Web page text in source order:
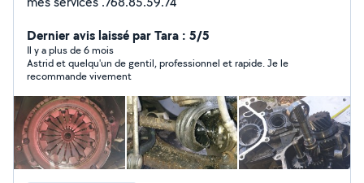
Dernier avis laissé par Tara : 5/5
Il y a plus de 6 mois
Astrid et quelqu'un de gentil, professionnel et rapide. Je le
recommande vivement